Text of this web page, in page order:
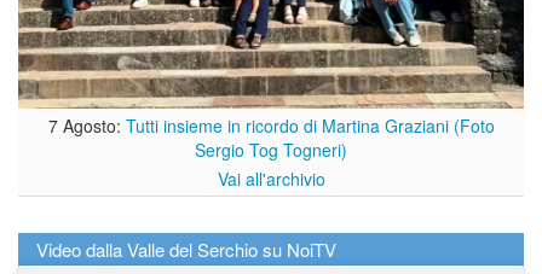
7 Agosto: Tutti insieme in ricordo di Martina Graziani (Foto
Sergio Tog Togneri)
Vai all'archivio
Video dalla Valle del Serchio su NoiTV